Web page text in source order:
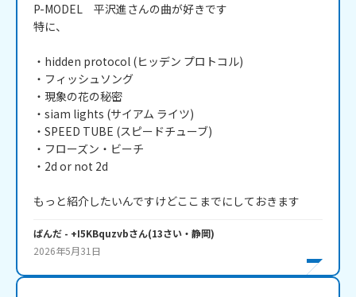
P-MODEL　平沢進さんの曲が好きです
特に、
・hidden protocol (ヒッデン プロトコル)
・フィッシュソング
・現象の花の秘密
・siam lights (サイアム ライツ)
・SPEED TUBE (スピードチューブ)
・フローズン・ビーチ
・2d or not 2d
もっと紹介したいんですけどここまでにしておきます
ぱんだ - +I5KBquzvbさん(13さい・ 静岡)
2026年5月31日